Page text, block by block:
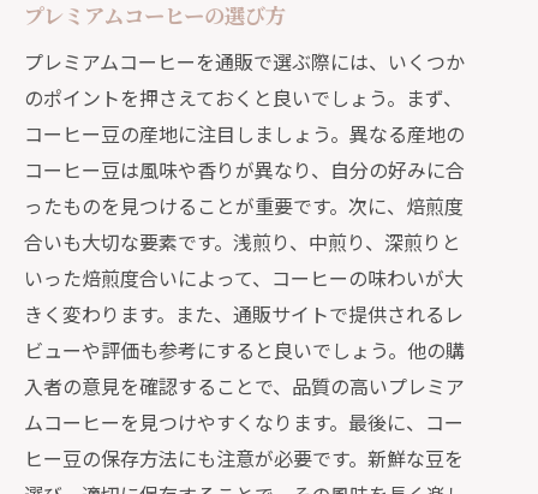
オリジナルレシピで楽しむコーヒー
アフタヌーンティーに合うコーヒー
忙しい日々に癒しを与える通販のプレミア
ムコーヒー
朝のリフレッシュに最適なコーヒー
忙しい昼間にピッタリのコーヒー
リラックスタイムのためのコーヒー
夜のくつろぎに合うデカフェコーヒー
気分転換に役立つフレーバーコーヒー
仕事の合間に楽しむコーヒーブレイク
通販で手に入る多様なフレーバーのコーヒ
ーの楽しみ方
プレミアムコーヒーの選び方
プレミアムコーヒーを通販で選ぶ際には、いくつか
のポイントを押さえておくと良いでしょう。まず、
コーヒー豆の産地に注目しましょう。異なる産地の
コーヒー豆は風味や香りが異なり、自分の好みに合
ったものを見つけることが重要です。次に、焙煎度
合いも大切な要素です。浅煎り、中煎り、深煎りと
いった焙煎度合いによって、コーヒーの味わいが大
きく変わります。また、通販サイトで提供されるレ
ビューや評価も参考にすると良いでしょう。他の購
入者の意見を確認することで、品質の高いプレミア
ムコーヒーを見つけやすくなります。最後に、コー
ヒー豆の保存方法にも注意が必要です。新鮮な豆を